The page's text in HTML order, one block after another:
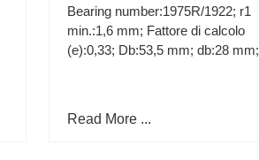
Bearing number:1975R/1922; r1
min.:1,6 mm; Fattore di calcolo
(e):0,33; Db:53,5 mm; db:28 mm;
Read More ...